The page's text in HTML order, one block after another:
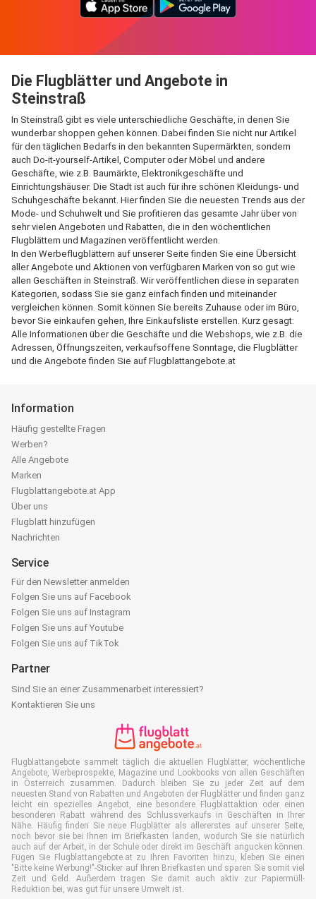
Die Flugblätter und Angebote in
Steinstraß
In Steinstraß gibt es viele unterschiedliche Geschäfte, in denen Sie
wunderbar shoppen gehen können. Dabei finden Sie nicht nur Artikel
für den täglichen Bedarfs in den bekannten Supermärkten, sondern
auch Do-it-yourself-Artikel, Computer oder Möbel und andere
Geschäfte, wie z.B. Baumärkte, Elektronikgeschäfte und
Einrichtungshäuser. Die Stadt ist auch für ihre schönen Kleidungs- und
Schuhgeschäfte bekannt. Hier finden Sie die neuesten Trends aus der
Mode- und Schuhwelt und Sie profitieren das gesamte Jahr über von
sehr vielen Angeboten und Rabatten, die in den wöchentlichen
Flugblättern und Magazinen veröffentlicht werden.
In den Werbeflugblättern auf unserer Seite finden Sie eine Übersicht
aller Angebote und Aktionen von verfügbaren Marken von so gut wie
allen Geschäften in Steinstraß. Wir veröffentlichen diese in separaten
Kategorien, sodass Sie sie ganz einfach finden und miteinander
vergleichen können. Somit können Sie bereits Zuhause oder im Büro,
bevor Sie einkaufen gehen, Ihre Einkaufsliste erstellen. Kurz gesagt:
Alle Informationen über die Geschäfte und die Webshops, wie z.B. die
Adressen, Öffnungszeiten, verkaufsoffene Sonntage, die Flugblätter
und die Angebote finden Sie auf Flugblattangebote.at
Information
Häufig gestellte Fragen
Werben?
Alle Angebote
Marken
Flugblattangebote.at App
Über uns
Flugblatt hinzufügen
Nachrichten
Service
Für den Newsletter anmelden
Folgen Sie uns auf Facebook
Folgen Sie uns auf Instagram
Folgen Sie uns auf Youtube
Folgen Sie uns auf TikTok
Partner
Sind Sie an einer Zusammenarbeit interessiert?
Kontaktieren Sie uns
Flugblattangebote sammelt täglich die aktuellen Flugblätter, wöchentliche
Angebote, Werbeprospekte, Magazine und Lookbooks von allen Geschäften
in Österreich zusammen. Dadurch bleiben Sie zu jeder Zeit auf dem
neuesten Stand von Rabatten und Angeboten der Flugblätter und finden ganz
leicht ein spezielles Angebot, eine besondere Flugblattaktion oder einen
besonderen Rabatt während des Schlussverkaufs in Geschäften in Ihrer
Nähe. Häufig finden Sie neue Flugblätter als allererstes auf unserer Seite,
noch bevor sie bei Ihnen im Briefkasten landen, wodurch Sie sie natürlich
auch auf der Arbeit, in der Schule oder direkt im Geschäft angucken können.
Fügen Sie Flugblattangebote.at zu Ihren Favoriten hinzu, kleben Sie einen
"Bitte keine Werbung!"-Sticker auf Ihren Briefkasten und sparen Sie somit viel
Zeit und Geld. Außerdem tragen Sie damit auch aktiv zur Papiermüll-
Reduktion bei, was gut für unsere Umwelt ist.